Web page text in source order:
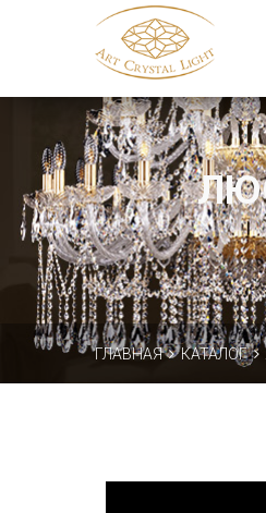
Официальный
ГЛАВНАЯ КАТАЛОГ